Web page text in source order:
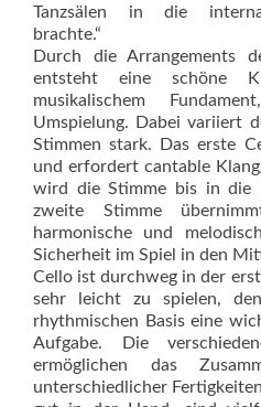
Tanzsälen in die
brachte.“
Durch die Arrangements
entsteht eine schöne
musikalischem
Umspielung. Dabei variiert
Stimmen stark. Das erste
und erfordert cantable
wird die Stimme bis in die
zweite Stimme
harmonische und
Sicherheit im Spiel in den
Cello ist durchweg in der
sehr leicht zu spielen,
rhythmischen Basis eine
Aufgabe. Die
ermöglichen das
unterschiedlicher